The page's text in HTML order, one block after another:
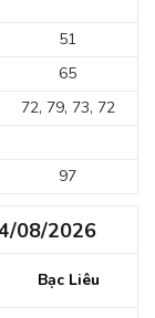
51
65
72, 79, 73, 72
97
08/2026
Bạc Liêu